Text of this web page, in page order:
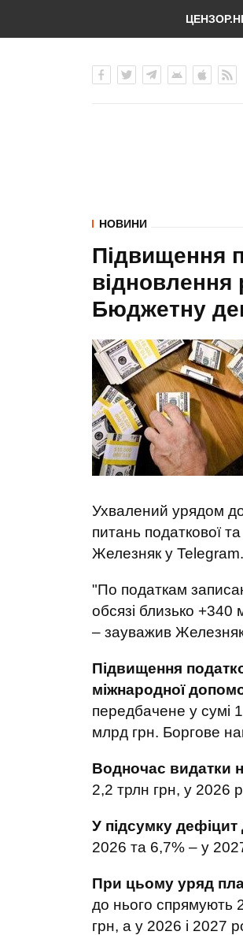
НОВИНИ
Підвищення
відновлення
Бюджетну
Ухвалений урядом
питань податкової
Железняк у Telegram.
"По податкам
обсязі близько
– зауважив
Підвищення
міжнародної
передбачене у сумі
млрд грн. Боргове
Водночас видатки
2,2 трлн грн, у 2026
У підсумку
2026 та 6,7% – у
При цьому уряд
до нього спрямують
грн, а у 2026 і 2027